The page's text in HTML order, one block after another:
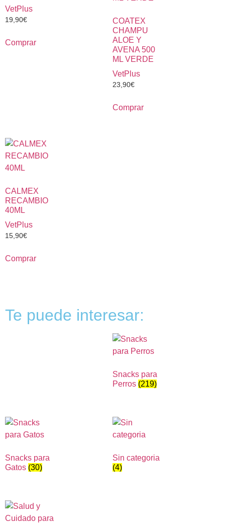
VetPlus
19,90€
Comprar
COATEX
CHAMPU
ALOE Y
AVENA 500
ML VERDE
VetPlus
23,90€
Comprar
CALMEX
RECAMBIO
40ML
VetPlus
15,90€
Comprar
Te puede interesar:
Snacks para
Perros (219)
Snacks para
Gatos (30)
Sin categoria
(4)